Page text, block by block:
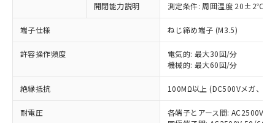
開閉能力説明 測定条件: 周囲温度 20±2℃、
端子仕様 ねじ締め端子 (M3.5)
許容操作頻度
電気的: 最大30回/分
機械的: 最大60回/分
絶縁抵抗 100MΩ以上 (DC500Vメガ、点
耐電圧
各端子とアース間: AC2500V
(税抜)を提供させていただくもので
当社制御機器事業取扱商品の中には、
本サービスの対象外となる商品もある
ことをご了承ください。
在庫状況および標準価格照会結果は、
記載している更新日時点での社内デー
タに基づき作成されるものであり、閲
準価格とは異なる場合があることをご
非該当品：ライセンス料など無形物で、有
害物質有無と関係のない商品です。
仕入先様の事情により、非含有部品として
いたものが、含有品と判明した場合などや
むを得ず変更することがあります。
*EU RoHS指令（10物質）：
鉛(Pb) 1000ppm以下、 水銀(Hg) 1000ppm以下、 カド
六価クロム(Cr(Ⅵ)) 1000ppm以下、ポリ臭化ビフェニル
「○」：最大均質材料含有率が中国RoHSの
基準値以下であることを示します。
「×」：最大均質材料含有率が中国RoHSの
基準値を超えていることを示します。
「－」：未確認です。当社販売部門へお問
当社は、これら貴社製品のうち、外国
為替および外国貿易法に定める商品
（以下｢規制貨物等」という）を輸出
または国外への提供する場合は、日本
国政府の輸出許可(または役務取引許
可)を取得するなどの必要な手続きを